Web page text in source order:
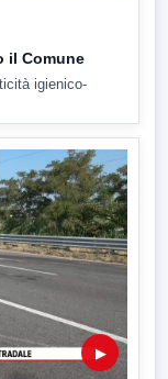
il Comune
igienico-
▶